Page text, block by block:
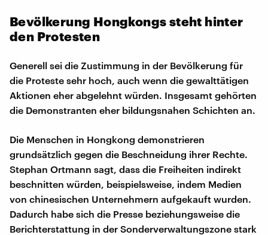
Bevölkerung Hongkongs steht hinter
den Protesten
Generell sei die Zustimmung in der Bevölkerung für
die Proteste sehr hoch, auch wenn die gewalttätigen
Aktionen eher abgelehnt würden. Insgesamt gehörten
die Demonstranten eher bildungsnahen Schichten an.
Die Menschen in Hongkong demonstrieren
grundsätzlich gegen die Beschneidung ihrer Rechte.
Stephan Ortmann sagt, dass die Freiheiten indirekt
beschnitten würden, beispielsweise, indem Medien
von chinesischen Unternehmern aufgekauft wurden.
Dadurch habe sich die Presse beziehungsweise die
Berichterstattung in der Sonderverwaltungszone stark